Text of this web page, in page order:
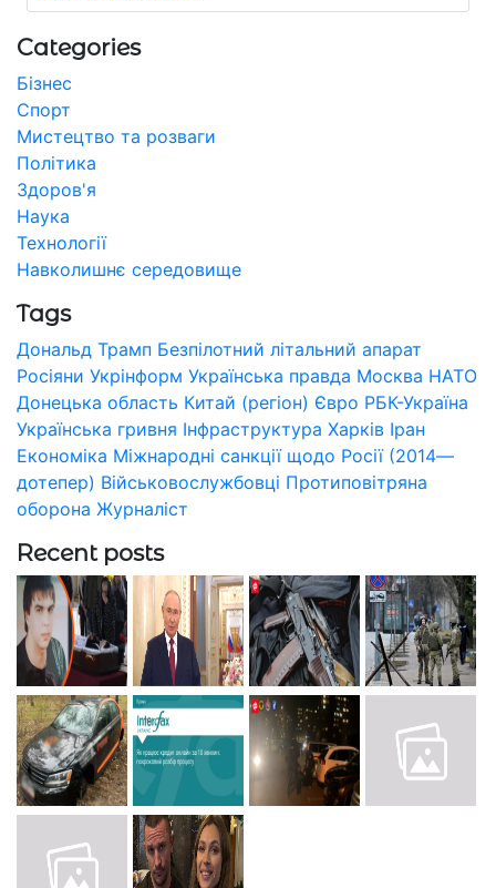
Categories
Бізнес
Спорт
Мистецтво та розваги
Політика
Здоров'я
Наука
Технології
Навколишнє середовище
Tags
Дональд Трамп Безпілотний літальний апарат
Росіяни Укрінформ Українська правда Москва НАТО
Донецька область Китай (регіон) Євро РБК-Україна
Українська гривня Інфраструктура Харків Іран
Економіка Міжнародні санкції щодо Росії (2014—
дотепер) Військовослужбовці Протиповітряна
оборона Журналіст
Recent posts